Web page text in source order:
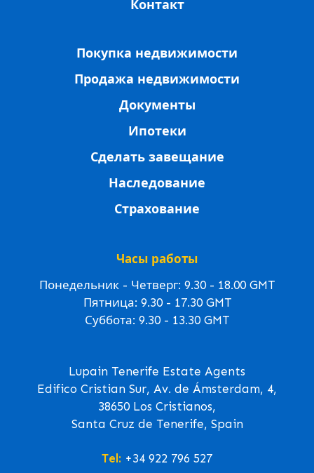
Контакт
Покупка недвижимости
Продажа недвижимости
Документы
Ипотеки
Сделать завещание
Наследование
Страхование
Часы работы
Понедельник - Четверг: 9.30 - 18.00 GMT
Пятница: 9.30 - 17.30 GMT
Суббота: 9.30 - 13.30 GMT
Lupain Tenerife Estate Agents
Edifico Cristian Sur, Av. de Ámsterdam, 4,
38650 Los Cristianos,
Santa Cruz de Tenerife, Spain
Tel: +34 922 796 527